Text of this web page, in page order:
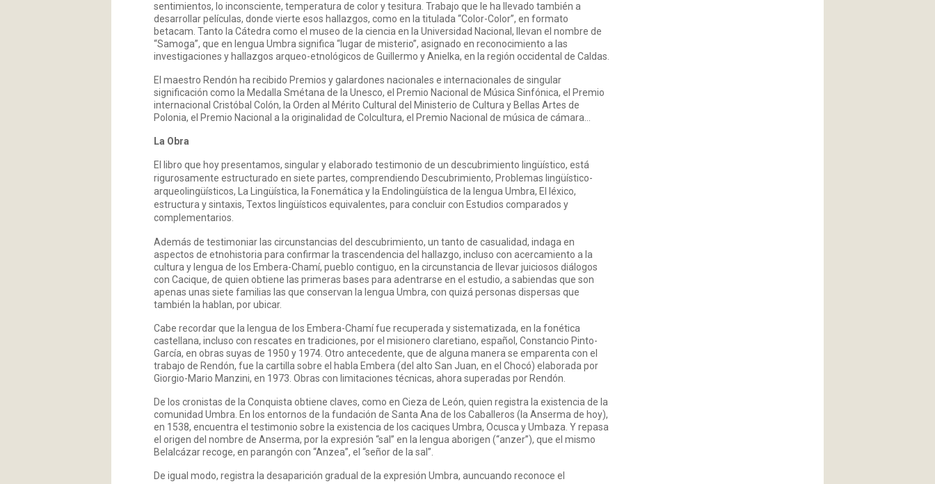
sentimientos, lo inconsciente, temperatura de color y tesitura. Trabajo que le ha llevado también a
desarrollar películas, donde vierte esos hallazgos, como en la titulada “Color-Color”, en formato
betacam. Tanto la Cátedra como el museo de la ciencia en la Universidad Nacional, llevan el nombre de
“Samoga”, que en lengua Umbra significa “lugar de misterio”, asignado en reconocimiento a las
investigaciones y hallazgos arqueo-etnológicos de Guillermo y Anielka, en la región occidental de Caldas.
El maestro Rendón ha recibido Premios y galardones nacionales e internacionales de singular
significación como la Medalla Smétana de la Unesco, el Premio Nacional de Música Sinfónica, el Premio
internacional Cristóbal Colón, la Orden al Mérito Cultural del Ministerio de Cultura y Bellas Artes de
Polonia, el Premio Nacional a la originalidad de Colcultura, el Premio Nacional de música de cámara…
La Obra
El libro que hoy presentamos, singular y elaborado testimonio de un descubrimiento lingüístico, está
rigurosamente estructurado en siete partes, comprendiendo Descubrimiento, Problemas lingüístico-
arqueolingüísticos, La Lingüística, la Fonemática y la Endolingüística de la lengua Umbra, El léxico,
estructura y sintaxis, Textos lingüísticos equivalentes, para concluir con Estudios comparados y
complementarios.
Además de testimoniar las circunstancias del descubrimiento, un tanto de casualidad, indaga en
aspectos de etnohistoria para confirmar la trascendencia del hallazgo, incluso con acercamiento a la
cultura y lengua de los Embera-Chamí, pueblo contiguo, en la circunstancia de llevar juiciosos diálogos
con Cacique, de quien obtiene las primeras bases para adentrarse en el estudio, a sabiendas que son
apenas unas siete familias las que conservan la lengua Umbra, con quizá personas dispersas que
también la hablan, por ubicar.
Cabe recordar que la lengua de los Embera-Chamí fue recuperada y sistematizada, en la fonética
castellana, incluso con rescates en tradiciones, por el misionero claretiano, español, Constancio Pinto-
García, en obras suyas de 1950 y 1974. Otro antecedente, que de alguna manera se emparenta con el
trabajo de Rendón, fue la cartilla sobre el habla Embera (del alto San Juan, en el Chocó) elaborada por
Giorgio-Mario Manzini, en 1973. Obras con limitaciones técnicas, ahora superadas por Rendón.
De los cronistas de la Conquista obtiene claves, como en Cieza de León, quien registra la existencia de la
comunidad Umbra. En los entornos de la fundación de Santa Ana de los Caballeros (la Anserma de hoy),
en 1538, encuentra el testimonio sobre la existencia de los caciques Umbra, Ocusca y Umbaza. Y repasa
el origen del nombre de Anserma, por la expresión “sal” en la lengua aborigen (“anzer”), que el mismo
Belalcázar recoge, en parangón con “Anzea”, el “señor de la sal”.
De igual modo, registra la desaparición gradual de la expresión Umbra, auncuando reconoce el